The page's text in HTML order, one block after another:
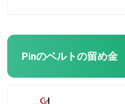
Pinのベルトの留め金